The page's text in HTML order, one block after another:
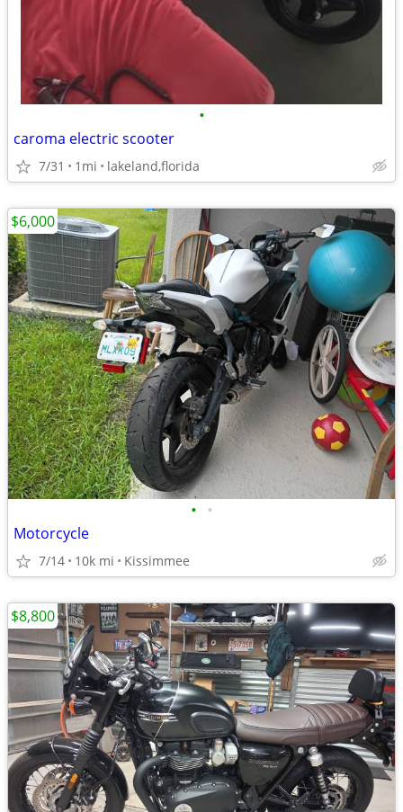
•
caroma electric scooter
7/31 1mi lakeland,florida
• •
Motorcycle
7/14 10k mi Kissimmee
$6,000
$8,800